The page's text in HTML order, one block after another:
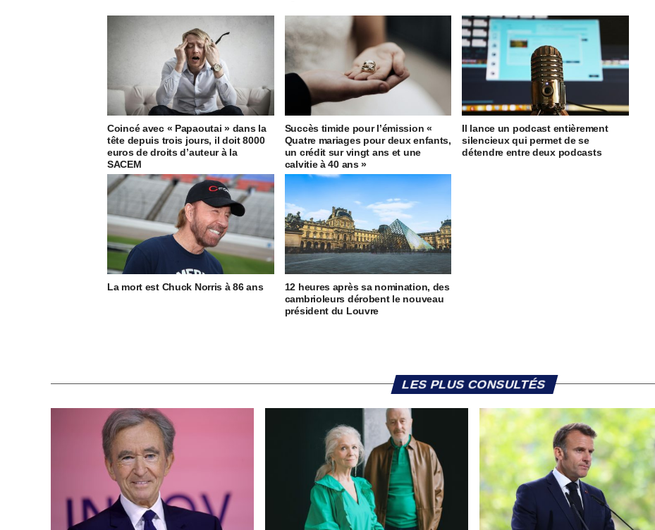
Coincé avec « Papaoutai » dans la
tête depuis trois jours, il doit 8000
euros de droits d’auteur à la
SACEM
Succès timide pour l’émission «
Quatre mariages pour deux enfants,
un crédit sur vingt ans et une
calvitie à 40 ans »
Il lance un podcast entièrement
silencieux qui permet de se
détendre entre deux podcasts
La mort est Chuck Norris à 86 ans
12 heures après sa nomination, des
cambrioleurs dérobent le nouveau
président du Louvre
LES PLUS CONSULTÉS